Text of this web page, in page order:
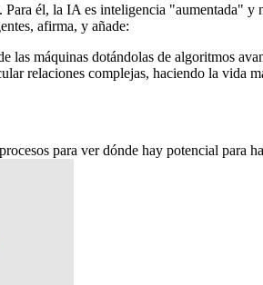
él, la IA es inteligencia "aumentada"
afirma, y añade:
máquinas dotándolas de algoritmos
relaciones complejas, haciendo la vida
para ver dónde hay potencial para